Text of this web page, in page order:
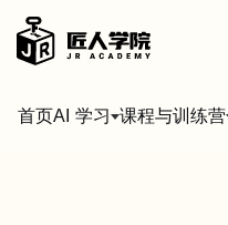
首页AI 学习 课程与训练营